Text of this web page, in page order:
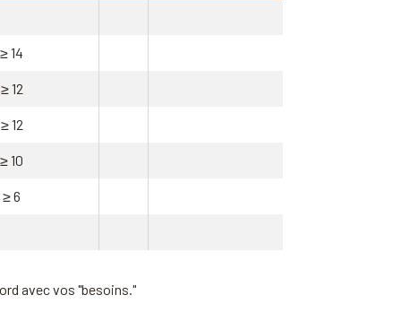
≥ 14
≥ 12
≥ 12
≥ 10
≥ 6
avec vos "besoins."